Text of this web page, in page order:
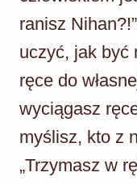
ranisz
uczyć, jak być
ręce do
wyciągasz
myślisz, kto z
„Trzymasz w